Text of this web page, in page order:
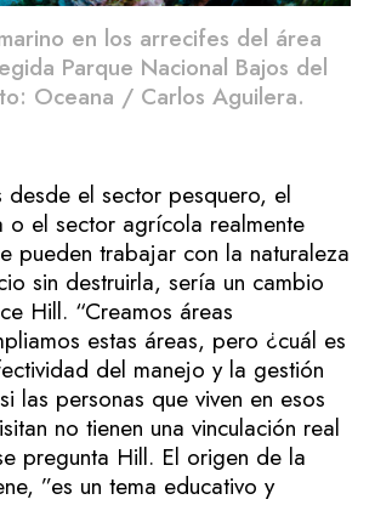
en los arrecifes del área
Parque Nacional Bajos del
Oceana / Carlos Aguilera.
desde el sector pesquero, el
o el sector agrícola realmente
pueden trabajar con la naturaleza
sin destruirla, sería un cambio
Hill. “Creamos áreas
estas áreas, pero ¿cuál es
del manejo y la gestión
las personas que viven en esos
no tienen una vinculación real
pregunta Hill. El origen de la
”es un tema educativo y